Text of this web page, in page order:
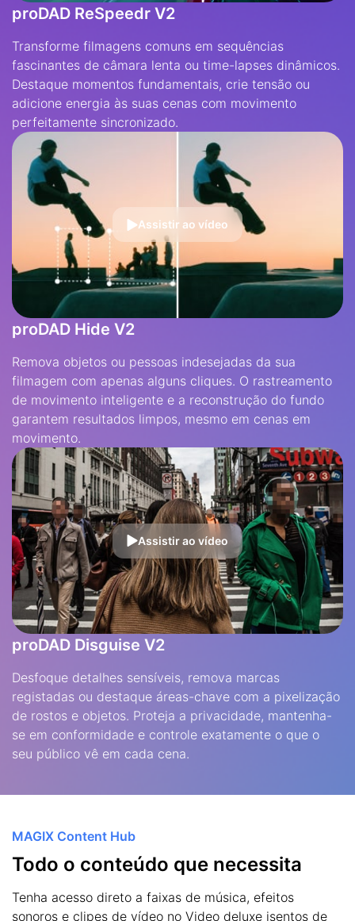
proDAD ReSpeedr V2
Transforme filmagens comuns em sequências
fascinantes de câmara lenta ou time-lapses dinâmicos.
Destaque momentos fundamentais, crie tensão ou
adicione energia às suas cenas com movimento
perfeitamente sincronizado.
Assistir ao vídeo
proDAD Hide V2
Remova objetos ou pessoas indesejadas da sua
filmagem com apenas alguns cliques. O rastreamento
de movimento inteligente e a reconstrução do fundo
garantem resultados limpos, mesmo em cenas em
movimento.
Assistir ao vídeo
proDAD Disguise V2
Desfoque detalhes sensíveis, remova marcas
registadas ou destaque áreas-chave com a pixelização
de rostos e objetos. Proteja a privacidade, mantenha-
se em conformidade e controle exatamente o que o
seu público vê em cada cena.
MAGIX Content Hub
Todo o conteúdo que necessita
Tenha acesso direto a faixas de música, efeitos
sonoros e clipes de vídeo no Video deluxe isentos de